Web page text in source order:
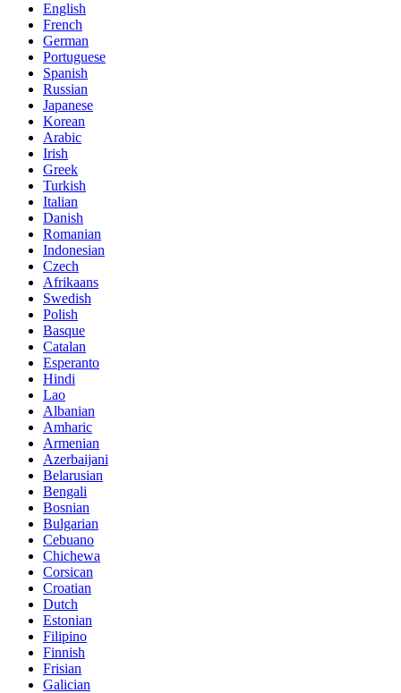
English
French
German
Portuguese
Spanish
Russian
Japanese
Korean
Arabic
Irish
Greek
Turkish
Italian
Danish
Romanian
Indonesian
Czech
Afrikaans
Swedish
Polish
Basque
Catalan
Esperanto
Hindi
Lao
Albanian
Amharic
Armenian
Azerbaijani
Belarusian
Bengali
Bosnian
Bulgarian
Cebuano
Chichewa
Corsican
Croatian
Dutch
Estonian
Filipino
Finnish
Frisian
Galician